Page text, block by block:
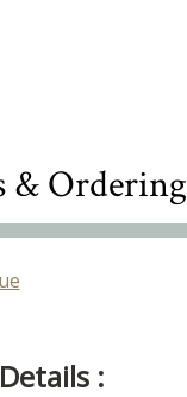
& Ordering
: